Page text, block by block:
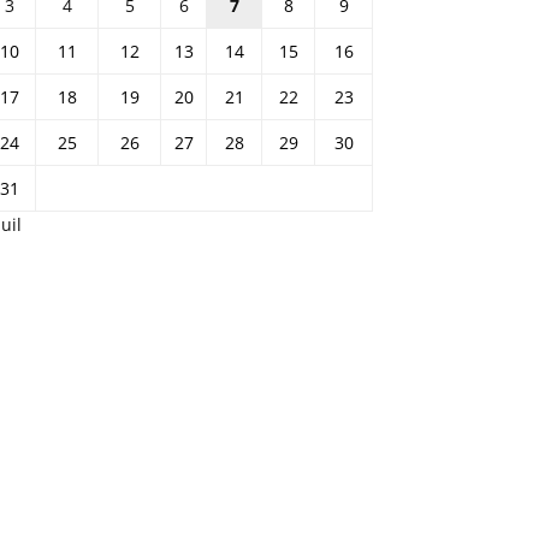
3 4 5 6 7 8
9
10
11 12 13 14 15
16
17
18 19 20 21 22
23
24
25 26 27 28 29
30
31